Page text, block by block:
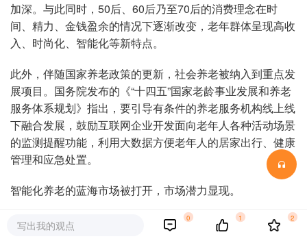
加深。与此同时，50后、60后乃至70后的消费理念在时
间、精力、金钱盈余的情况下逐渐改变，老年群体呈现高收
入、时尚化、智能化等新特点。
此外，伴随国家养老政策的更新，社会养老被纳入到重点发
展项目。国务院发布的《“十四五”国家老龄事业发展和养老
服务体系规划》指出，要引导有条件的养老服务机构线上线
下融合发展，鼓励互联网企业开发面向老年人各种活动场景
的监测提醒功能，利用大数据方便老年人的居家出行、健康
管理和应急处置。
智能化养老的蓝海市场被打开，市场潜力显现。
艾媒咨询分析师指出，中国养老产业市场规模将会保持相对
写出我的观点
0 1 2